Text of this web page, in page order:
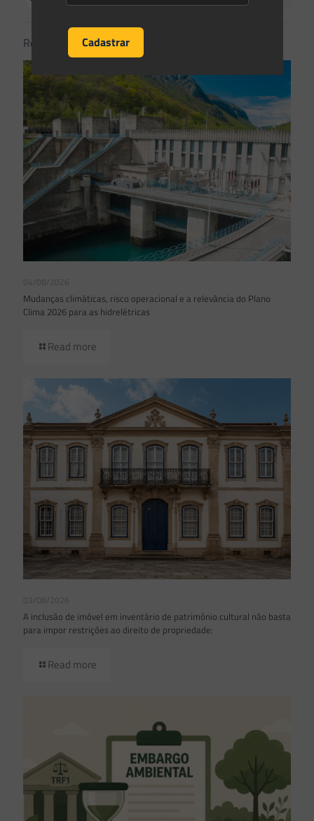
Related posts
04/08/2026
Mudanças climáticas, risco operacional e a relevância do Plano
Clima 2026 para as hidrelétricas
Read more
03/08/2026
A inclusão de imóvel em inventário de patrimônio cultural não basta
para impor restrições ao direito de propriedade:
Read more